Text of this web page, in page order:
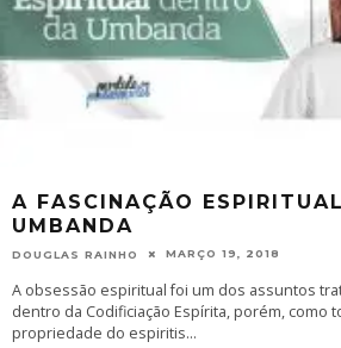
A FASCINAÇÃO
UMBANDA
DOUGLAS RAINHO MARÇO 19, 2018
A obsessão espiritual foi um dos assuntos
dentro da Codificiação Espírita, porém, como
propriedade do espiritis...